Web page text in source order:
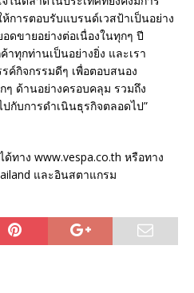
การตอบรับแบรนด์เวสป้าเป็นอย่าง
ดขายอย่างต่อเนื่องในทุกๆ ปี
ทุกท่านเป็นอย่างยิ่ง และเรา
ค์กิจกรรมดีๆ เพื่อตอบสนอง
ด้านอย่างครอบคลุม รวมถึง
กับการดำเนินธุรกิจตลอดไป”
าง www.vespa.co.th หรือทาง
และอินสตาแกรม